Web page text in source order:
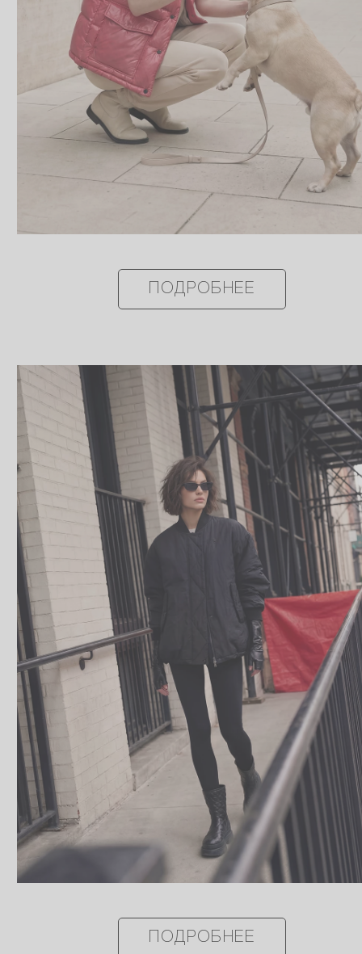
ПОДРОБНЕЕ
ПОДРОБНЕЕ